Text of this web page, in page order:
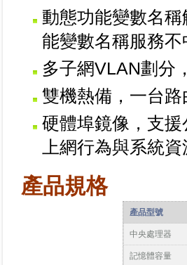
動態功能變數名
能變數名稱服務不
多子網VLAN劃分
雙機熱備，一台
硬體埠鏡像，支
上網行為與系統資
產品規格
產品型號
中央處理器
記憶體容量